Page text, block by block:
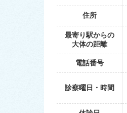
住所
最寄り駅からの
大体の距離
電話番号
診察曜日・時間